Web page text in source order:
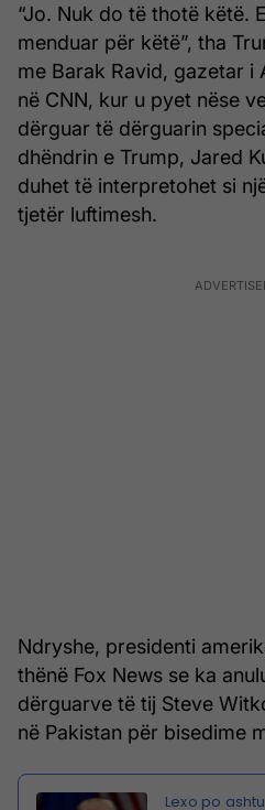
“Jo. Nuk do të thotë këtë.
menduar për këtë”, tha
me Barak Ravid, gazetar i
në CNN, kur u pyet nëse
dërguar të dërguarin
dhëndrin e Trump, Jared
duhet të interpretohet si
tjetër luftimesh.
Ndryshe, presidenti
thënë Fox News se ka
dërguarve të tij Steve
në Pakistan për bisedime